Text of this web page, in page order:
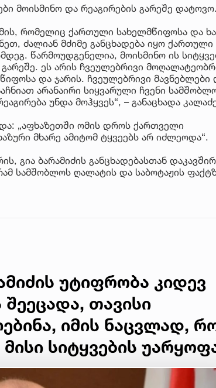
მოისმინო და რეაგირების გარეშე დატოვო.
რომელიც ქართული სახელმწიფოსა და
ძალიან მძიმე განცხადება იყო ქართული
წარმოუდგენელია, მოისმინო ის
ეს არის ჩვეულებრივი
და ჯარის. ჩვეულებრივი მავნებლები
არანაირი სიყვარული ჩვენი
უნდა მოჰყვეს“, – განაცხადა
„აფხაზეთში ომის დროს ქართველი
მხარე ამიტომ ტყვეებს არ იძლეოდა“.
გია ბარამიძის განცხადებასთან
სამშობლოს ღალატის და საბოტაჟის
უტიფრობა კიდევ
თავისი
იმის ნაცვლად,
სიტყვების